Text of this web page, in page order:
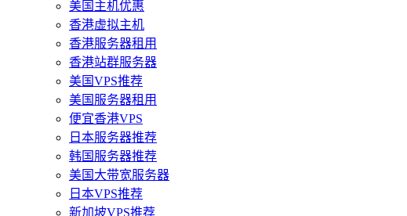
美国主机优惠
香港虚拟主机
香港服务器租用
香港站群服务器
美国VPS推荐
美国服务器租用
便宜香港VPS
日本服务器推荐
韩国服务器推荐
美国大带宽服务器
日本VPS推荐
新加坡VPS推荐